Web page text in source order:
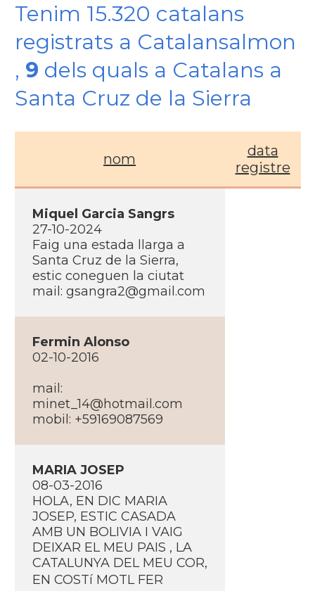
Tenim 15.320 catalans
registrats a Catalansalmon
, 9 dels quals a Catalans a
Santa Cruz de la Sierra
nom
data
registre
Miquel Garcia Sangrs
27-10-2024
Faig una estada llarga a
Santa Cruz de la Sierra,
estic coneguen la ciutat
mail: gsangra2@gmail.com
Fermin Alonso
02-10-2016
mail:
minet_14@hotmail.com
mobil: +59169087569
MARIA JOSEP
08-03-2016
HOLA, EN DIC MARIA
JOSEP, ESTIC CASADA
AMB UN BOLIVIA I VAIG
DEIXAR EL MEU PAIS , LA
CATALUNYA DEL MEU COR,
EN COSTí MOTL FER